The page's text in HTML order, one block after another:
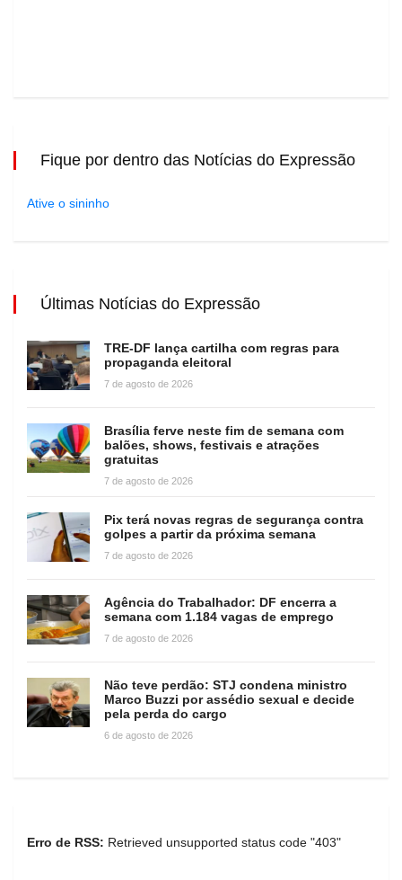
Fique por dentro das Notícias do Expressão
Ative o sininho
Últimas Notícias do Expressão
TRE-DF lança cartilha com regras para
propaganda eleitoral
7 de agosto de 2026
Brasília ferve neste fim de semana com
balões, shows, festivais e atrações
gratuitas
7 de agosto de 2026
Pix terá novas regras de segurança contra
golpes a partir da próxima semana
7 de agosto de 2026
Agência do Trabalhador: DF encerra a
semana com 1.184 vagas de emprego
7 de agosto de 2026
Não teve perdão: STJ condena ministro
Marco Buzzi por assédio sexual e decide
pela perda do cargo
6 de agosto de 2026
Erro de RSS: Retrieved unsupported status code "403"